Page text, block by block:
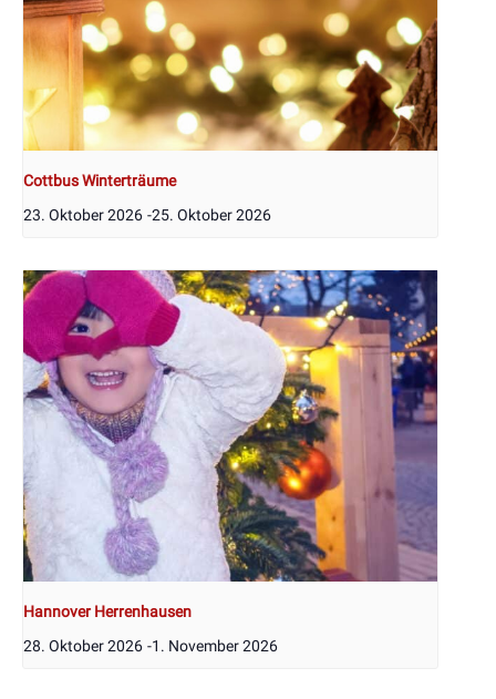
Cottbus Winterträume
23. Oktober 2026 -25. Oktober 2026
Hannover Herrenhausen
28. Oktober 2026 -1. November 2026